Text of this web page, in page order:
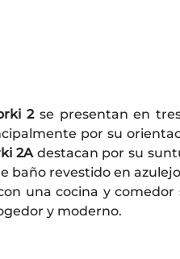
2se presentan en
por su
2Adestacan por su
baño revestido en
una cocina y
y moderno.